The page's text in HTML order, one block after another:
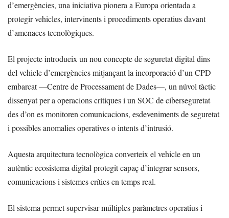
d’emergències, una iniciativa pionera a Europa orientada a
protegir vehicles, intervinents i procediments operatius davant
d’amenaces tecnològiques.
El projecte introdueix un nou concepte de seguretat digital dins
del vehicle d’emergències mitjançant la incorporació d’un CPD
embarcat —Centre de Processament de Dades—, un núvol tàctic
dissenyat per a operacions crítiques i un SOC de ciberseguretat
des d’on es monitoren comunicacions, esdeveniments de seguretat
i possibles anomalies operatives o intents d’intrusió.
Aquesta arquitectura tecnològica converteix el vehicle en un
autèntic ecosistema digital protegit capaç d’integrar sensors,
comunicacions i sistemes crítics en temps real.
El sistema permet supervisar múltiples paràmetres operatius i